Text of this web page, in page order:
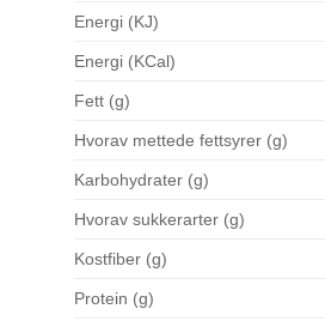
Energi (KJ)
Energi (KCal)
Fett (g)
Hvorav mettede fettsyrer (g)
Karbohydrater (g)
Hvorav sukkerarter (g)
Kostfiber (g)
Protein (g)